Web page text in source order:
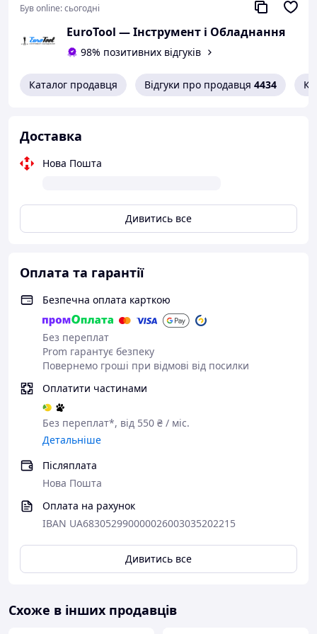
Був online:сьогодні
ㅤEuroTool — Інструмент і Обладнання
98% позитивних відгуків
Каталог продавця Відгуки про продавця 4434
Доставка
Нова Пошта
Дивитись все
Оплата та гарантії
Безпечна оплата карткою
Без переплат
Prom гарантує безпеку
Повернемо гроші при відмові від посилки
Оплатити частинами
Без переплат*, від 550 ₴ / міс.
Детальніше
Післяплата
Нова Пошта
Оплата на рахунок
IBAN UA683052990000026003035202215
Дивитись все
Схоже в інших продавців